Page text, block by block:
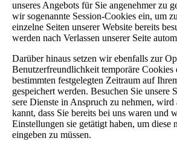
unseres Angebots für Sie angenehmer zu
wir sogenannte Session-Cookies ein, um
einzelne Seiten unserer Website bereits
werden nach Verlassen unserer Seite
Darüber hinaus setzen wir ebenfalls zur
Benutzerfreundlichkeit temporäre Cookies
bestimmten festgelegten Zeitraum auf
gespeichert werden. Besuchen Sie unsere
sere Dienste in Anspruch zu nehmen, wird
kannt, dass Sie bereits bei uns waren und
Einstellungen sie getätigt haben, um diese
eingeben zu müssen.